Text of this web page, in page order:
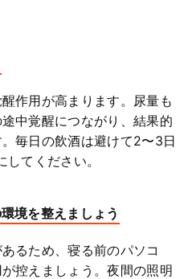
作用が高まります。尿量も
中覚醒につながり、結果的
毎日の飲酒は避けて2〜3日
てください。
境を整えましょう
るため、寝る前のパソコ
控えましょう。夜間の照明